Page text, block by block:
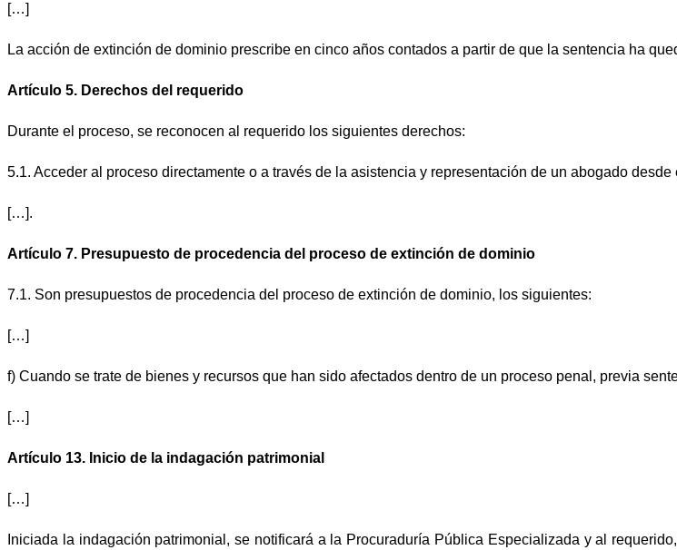
[…]
La acción de extinción de dominio prescribe en cinco años contados a partir de que la sentencia ha
Artículo 5. Derechos del requerido
Durante el proceso, se reconocen al requerido los siguientes derechos:
5.1. Acceder al proceso directamente o a través de la asistencia y representación de un abogado
[…].
Artículo 7. Presupuesto de procedencia del proceso de extinción de dominio
7.1. Son presupuestos de procedencia del proceso de extinción de dominio, los siguientes:
[…]
f) Cuando se trate de bienes y recursos que han sido afectados dentro de un proceso penal, previa
[…]
Artículo 13. Inicio de la indagación patrimonial
[…]
Iniciada la indagación patrimonial, se notificará a la Procuraduría Pública Especializada y al